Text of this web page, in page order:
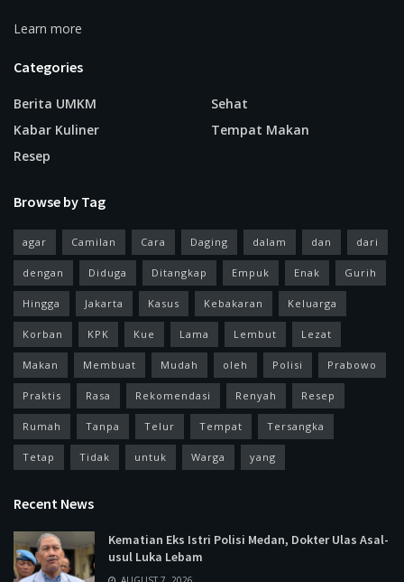
Learn more
Categories
Berita UMKM
Kabar Kuliner
Resep
Sehat
Tempat Makan
Browse by Tag
agar Camilan Cara Daging dalam dan dari
dengan Diduga Ditangkap Empuk Enak Gurih
Hingga Jakarta Kasus Kebakaran Keluarga
Korban KPK Kue Lama Lembut Lezat
Makan Membuat Mudah oleh Polisi Prabowo
Praktis Rasa Rekomendasi Renyah Resep
Rumah Tanpa Telur Tempat Tersangka
Tetap Tidak untuk Warga yang
Recent News
Kematian Eks Istri Polisi Medan, Dokter Ulas Asal-
usul Luka Lebam